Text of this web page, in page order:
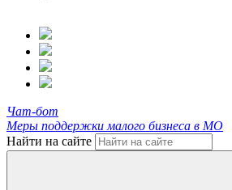
Чат-бот
Меры поддержки малого бизнеса в МО
Найти на сайте